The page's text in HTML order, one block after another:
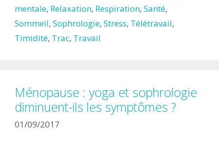
mentale, Relaxation, Respiration, Santé,
Sommeil, Sophrologie, Stress, Télétravail,
Timidité, Trac, Travail
Ménopause : yoga et sophrologie
diminuent-ils les symptômes ?
01/09/2017